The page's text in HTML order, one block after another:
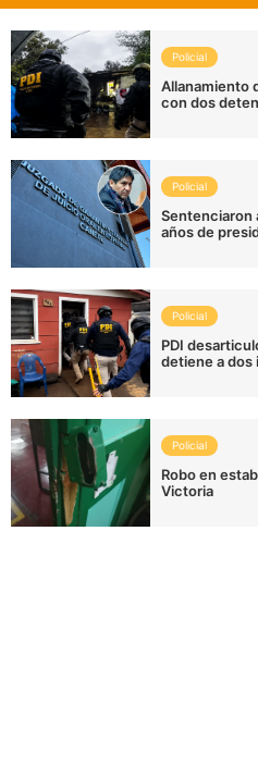
Policial
Allanamiento
con dos
Policial
Sentenciaron
años de
Policial
PDI
detiene a dos
Policial
Robo en
Victoria